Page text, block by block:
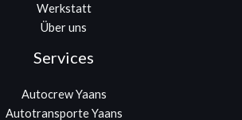
Werkstatt
Über uns
Services
Autocrew Yaans
Autotransporte Yaans